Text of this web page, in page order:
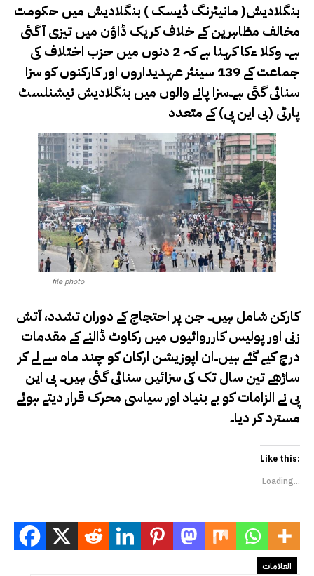
بنگلادیش( مانیٹرنگ ڈیسک ) بنگلادیش میں حکومت
مخالف مظاہرین کے خلاف کریک ڈاؤن میں تیزی آگئی
ہے۔ وکلا ءکا کہنا ہے کہ 2 دنوں میں حزب اختلاف کی
جماعت کے 139 سینئر عہدیداروں اور کارکنوں کو سزا
سنائی گئی ہے۔سزا پانے والوں میں بنگلادیش نیشنلسٹ
پارٹی (بی این پی) کے متعدد
file photo
کارکن شامل ہیں۔ جن پر احتجاج کے دوران تشدد، آتش
زنی اور پولیس کارروائیوں میں رکاوٹ ڈالنے کے مقدمات
درج کیے گئے ہیں۔ان اپوزیشن ارکان کو چند ماہ سے لے کر
ساڑھے تین سال تک کی سزائیں سنائی گئی ہیں۔ بی این
پی نے الزامات کو بے بنیاد اور سیاسی محرک قرار دیتے ہوئے
مسترد کر دیا۔
Like this:
Loading...
العلامات